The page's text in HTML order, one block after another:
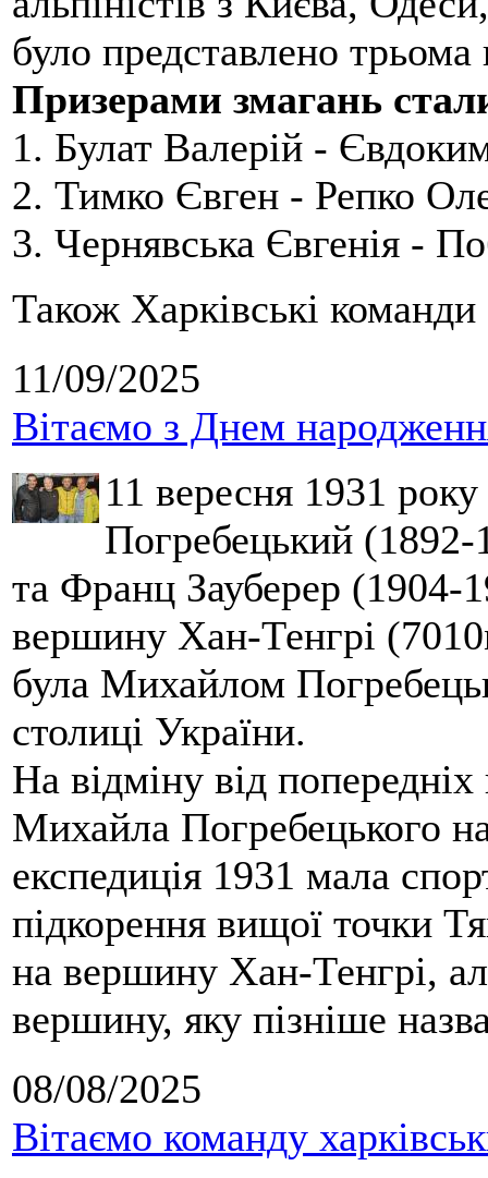
було представлено
Призерами змагань
1. Булат Валерій -
2. Тимко Євген - Репко
3. Чернявська Євгенія -
Також Харківські
11/09/2025
Вітаємо з Днем
11 вересня 1931
Погребецький
та Франц Зауберер (1904-
вершину Хан-Тенгрі
була Михайлом
столиці України.
На відміну від
Михайла Погребецького
експедиція 1931 мала
підкорення вищої точки
на вершину Хан-Тенгрі,
вершину, яку пізніше
08/08/2025
Вітаємо команду